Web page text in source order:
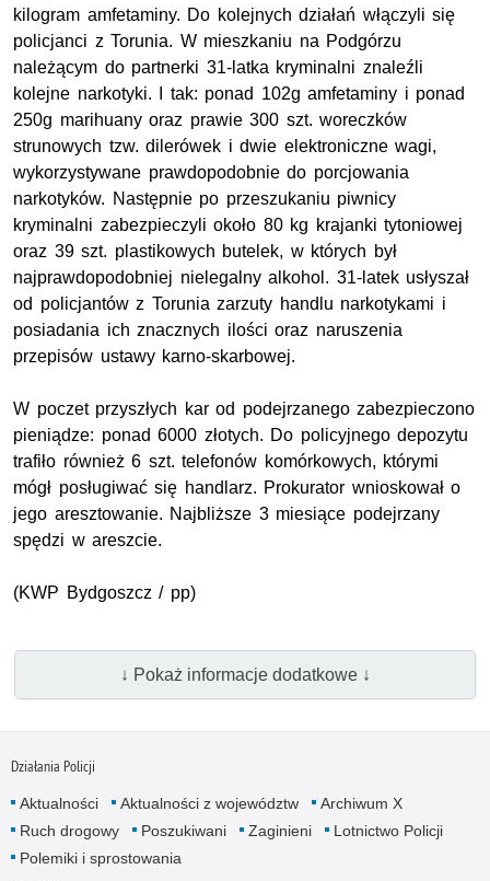
kilogram amfetaminy. Do kolejnych działań włączyli się
policjanci z Torunia. W mieszkaniu na Podgórzu
należącym do partnerki 31-latka kryminalni znaleźli
kolejne narkotyki. I tak: ponad 102g amfetaminy i ponad
250g marihuany oraz prawie 300 szt. woreczków
strunowych tzw. dilerówek i dwie elektroniczne wagi,
wykorzystywane prawdopodobnie do porcjowania
narkotyków. Następnie po przeszukaniu piwnicy
kryminalni zabezpieczyli około 80 kg krajanki tytoniowej
oraz 39 szt. plastikowych butelek, w których był
najprawdopodobniej nielegalny alkohol. 31-latek usłyszał
od policjantów z Torunia zarzuty handlu narkotykami i
posiadania ich znacznych ilości oraz naruszenia
przepisów ustawy karno-skarbowej.
W poczet przyszłych kar od podejrzanego zabezpieczono
pieniądze: ponad 6000 złotych. Do policyjnego depozytu
trafiło również 6 szt. telefonów komórkowych, którymi
mógł posługiwać się handlarz. Prokurator wnioskował o
jego aresztowanie. Najbliższe 3 miesiące podejrzany
spędzi w areszcie.
(KWP Bydgoszcz / pp)
↓ Pokaż informacje dodatkowe ↓
Działania Policji
Aktualności Aktualności z województw
Archiwum X
Ruch drogowy
Poszukiwani Zaginieni
Lotnictwo Policji
Polemiki i sprostowania